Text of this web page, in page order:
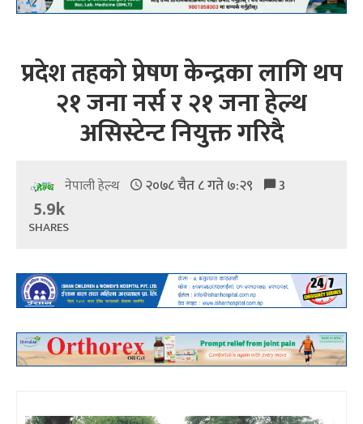
प्रदेश तहको प्रेषण केन्द्रका लागि थप
२१ जना नर्स र २१ जना हेल्थ
असिस्टेन्ट नियुक्त गरिदै
नेपाली हेल्थ २०७८ चैत ८ गते ७:२९ 3
5.9k
SHARES